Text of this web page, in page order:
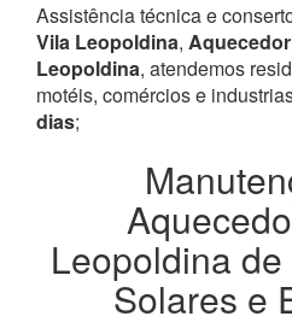
Assistência técnica e
Vila Leopoldina,
Leopoldina, atendemos
motéis, comércios e
dias;
Leopoldina
Solares e